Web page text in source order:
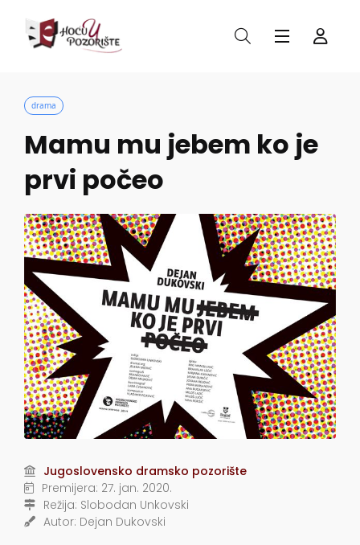
drama
Mamu mu jebem ko je
prvi počeo
Jugoslovensko dramsko pozorište
Premijera: 27. jan. 2020.
Režija: Slobodan Unkovski
Autor: Dejan Dukovski